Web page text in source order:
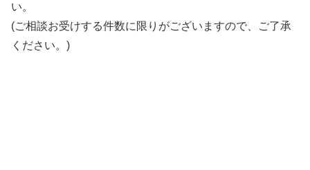
い。
(ご相談お受けする件数に限りがございますので、ご了承
ください。)